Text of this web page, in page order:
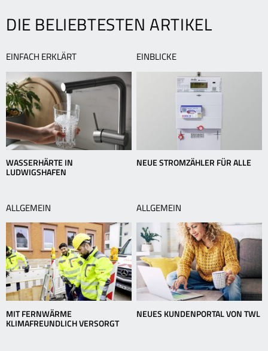
in
der
DIE BELIEBTESTEN ARTIKEL
EINFACH ERKLÄRT
WASSERHÄRTE IN
LUDWIGSHAFEN
EINBLICKE
NEUE STROMZÄHLER FÜR ALLE
ALLGEMEIN
MIT FERNWÄRME
KLIMAFREUNDLICH VERSORGT
ALLGEMEIN
NEUES KUNDENPORTAL VON TWL